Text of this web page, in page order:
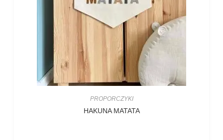
PROPORCZYKI
HAKUNA MATATA